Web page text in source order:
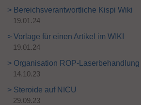
> Bereichsverantwortliche Kispi Wiki
19.01.24
> Vorlage für einen Artikel im WIKI
19.01.24
> Organisation ROP-Laserbehandlung
14.10.23
> Steroide auf NICU
29.09.23